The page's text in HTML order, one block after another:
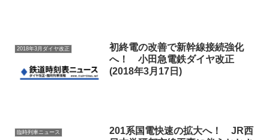
2018年3月ダイヤ改正
初終電の改善で新幹線接続強化
へ！ 小田急電鉄ダイヤ改正
(2018年3月17日)
臨時列車ニュース
201系国電快速の拡大へ！ JR西